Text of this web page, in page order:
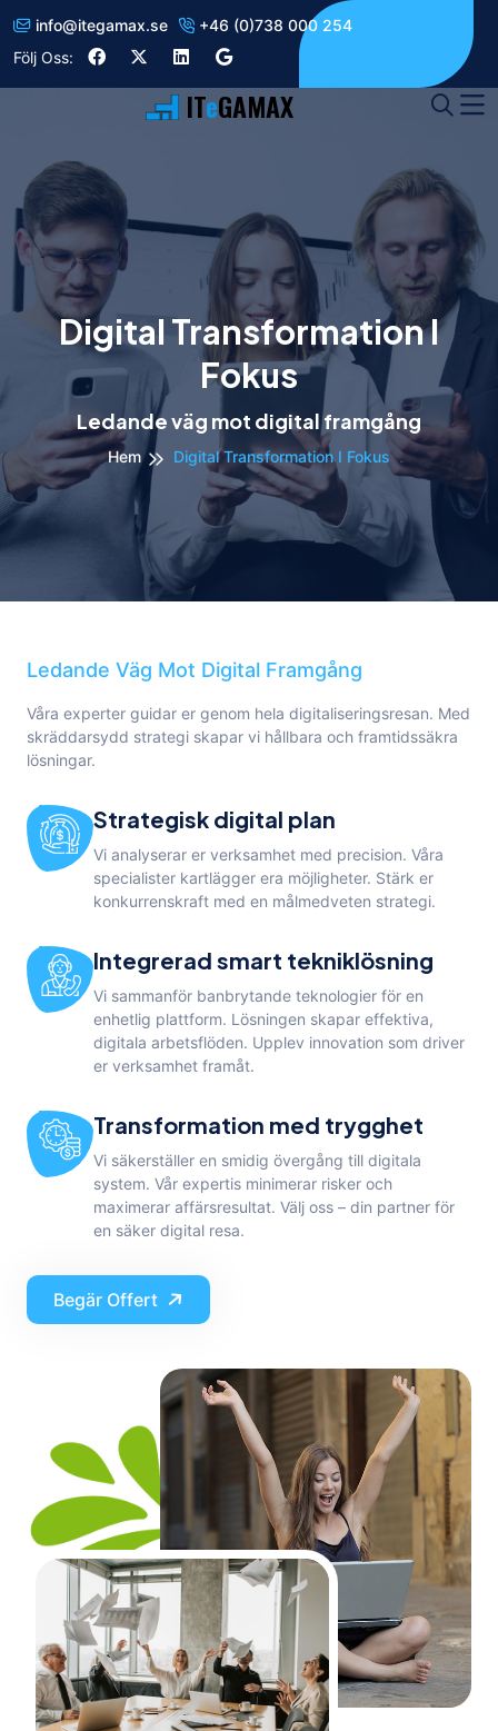
info@itegamax.se
+46 (0)738 000 254
Följ Oss:
ITeGAMAX
Digital Transformation I
Fokus
Ledande väg mot digital framgång
Hem Digital Transformation I Fokus
Ledande Väg Mot Digital Framgång
Våra experter guidar er genom hela digitaliseringsresan. Med
skräddarsydd strategi skapar vi hållbara och framtidssäkra
lösningar.
Strategisk digital plan
Vi analyserar er verksamhet med precision. Våra
specialister kartlägger era möjligheter. Stärk er
konkurrenskraft med en målmedveten strategi.
Integrerad smart tekniklösning
Vi sammanför banbrytande teknologier för en
enhetlig plattform. Lösningen skapar effektiva,
digitala arbetsflöden. Upplev innovation som driver
er verksamhet framåt.
Transformation med trygghet
Vi säkerställer en smidig övergång till digitala
system. Vår expertis minimerar risker och
maximerar affärsresultat. Välj oss – din partner för
en säker digital resa.
Begär Offert